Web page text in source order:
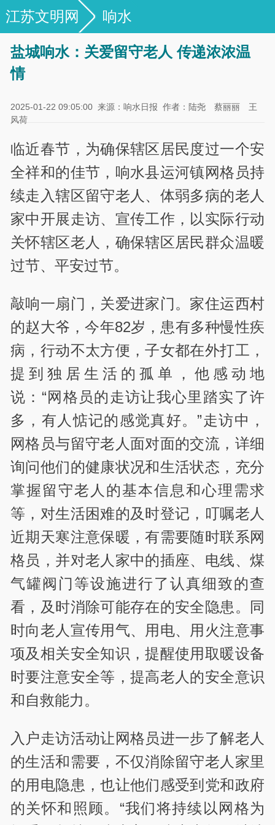
江苏文明网 响水
盐城响水：关爱留守老人 传递浓浓温
情
2025-01-22 09:05:00 来源：响水日报 作者：陆尧 蔡丽丽 王
风荷
临近春节，为确保辖区居民度过一个安
全祥和的佳节，响水县运河镇网格员持
续走入辖区留守老人、体弱多病的老人
家中开展走访、宣传工作，以实际行动
关怀辖区老人，确保辖区居民群众温暖
过节、平安过节。
敲响一扇门，关爱进家门。家住运西村
的赵大爷，今年82岁，患有多种慢性疾
病，行动不太方便，子女都在外打工，
提到独居生活的孤单，他感动地
说：“网格员的走访让我心里踏实了许
多，有人惦记的感觉真好。”走访中，
网格员与留守老人面对面的交流，详细
询问他们的健康状况和生活状态，充分
掌握留守老人的基本信息和心理需求
等，对生活困难的及时登记，叮嘱老人
近期天寒注意保暖，有需要随时联系网
格员，并对老人家中的插座、电线、煤
气罐阀门等设施进行了认真细致的查
看，及时消除可能存在的安全隐患。同
时向老人宣传用气、用电、用火注意事
项及相关安全知识，提醒使用取暖设备
时要注意安全等，提高老人的安全意识
和自救能力。
入户走访活动让网格员进一步了解老人
的生活和需要，不仅消除留守老人家里
的用电隐患，也让他们感受到党和政府
的关怀和照顾。“我们将持续以网格为